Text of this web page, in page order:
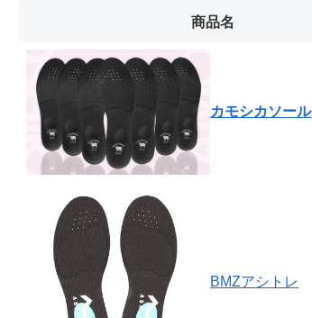
商品名
カモシカソール
BMZアシトレ